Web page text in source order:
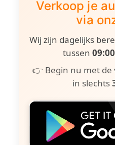
Verkoop je
via
Wij zijn dagelijks
tussen
👉 Begin nu met
in slechts